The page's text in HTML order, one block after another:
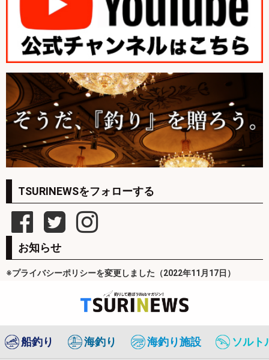
TSURINEWSをフォローする
お知らせ
※プライバシーポリシーを変更しました（2022年11月17日）
船釣り 海釣り 海釣り施設 ソルト